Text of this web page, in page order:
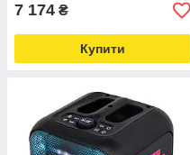
7 174 ₴
Купити